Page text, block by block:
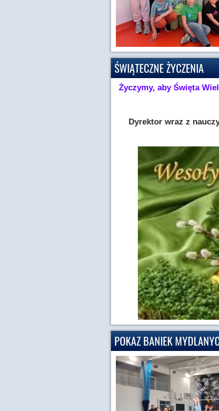
ŚWIĄTECZNE ŻYCZENIA
Życzymy, aby Święta
Dyrektor wraz z
POKAZ BANIEK